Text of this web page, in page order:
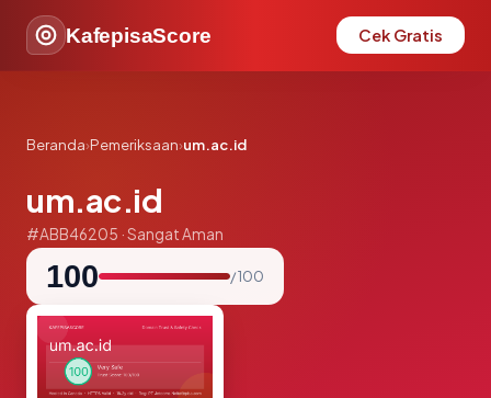
KafepisaScore Cek Gratis
Beranda›Pemeriksaan›um.ac.id
um.ac.id
#ABB46205 · Sangat Aman
100 / 100